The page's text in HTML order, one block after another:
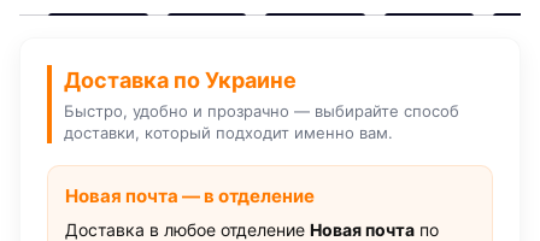
Доставка по Украине
Быстро, удобно и прозрачно — выбирайте способ
доставки, который подходит именно вам.
Новая почта — в отделение
Доставка в любое отделение Новая почта по